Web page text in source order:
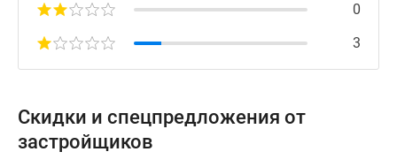
0
3
Скидки и спецпредложения от
застройщиков